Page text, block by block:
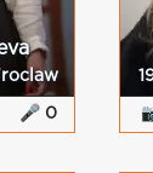
🎤 0